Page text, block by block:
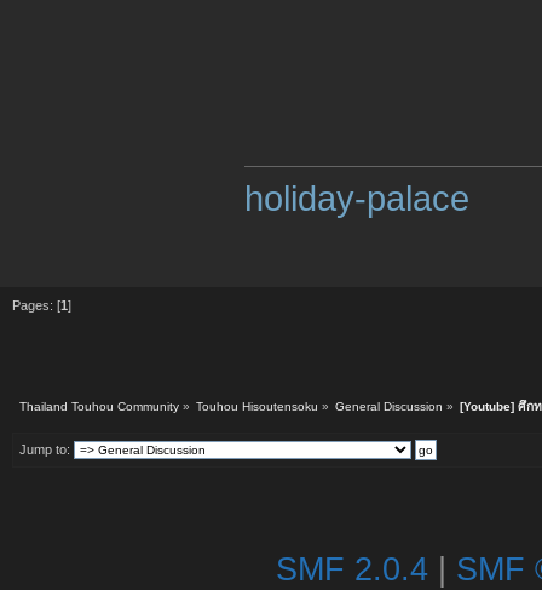
holiday-palace
Pages: [1]
Thailand Touhou Community» Touhou Hisoutensoku » General Discussion » [Youtube] ศึก
Jump to:
SMF 2.0.4| SMF